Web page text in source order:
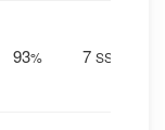
93% 7 SSE